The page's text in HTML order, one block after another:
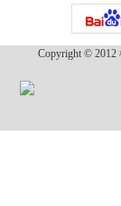
Copyright © 2012